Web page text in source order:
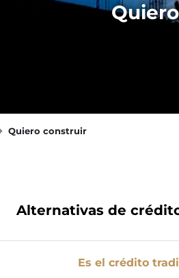
Quiero construir
Alternativas de
Es el crédito